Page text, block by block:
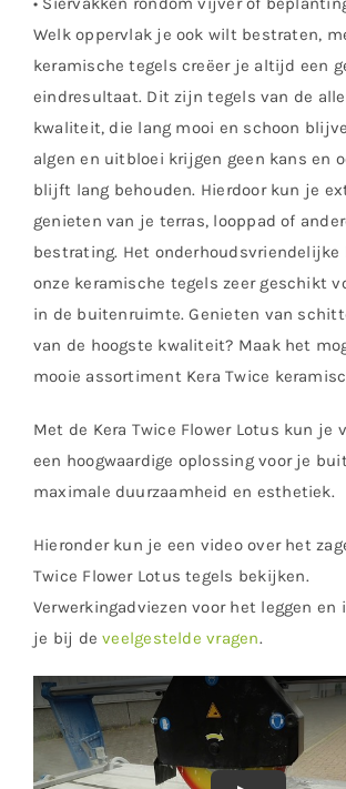
Welk oppervlak je ook wilt bestraten,
keramische tegels creëer je altijd een
eindresultaat. Dit zijn tegels van de
kwaliteit, die lang mooi en schoon
algen en uitbloei krijgen geen kans en
blijft lang behouden. Hierdoor kun je
genieten van je terras, looppad of
bestrating. Het onderhoudsvriendelijke
onze keramische tegels zeer geschikt
in de buitenruimte. Genieten van
van de hoogste kwaliteit? Maak het
mooie assortiment Kera Twice
Met de Kera Twice Flower Lotus kun je
een hoogwaardige oplossing voor je
maximale duurzaamheid en esthetiek.
Hieronder kun je een video over het
Twice Flower Lotus tegels bekijken.
Verwerkingadviezen voor het leggen en
je bij deveelgestelde vragen.